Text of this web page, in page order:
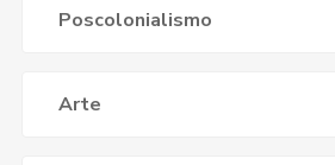
Poscolonialismo
Arte